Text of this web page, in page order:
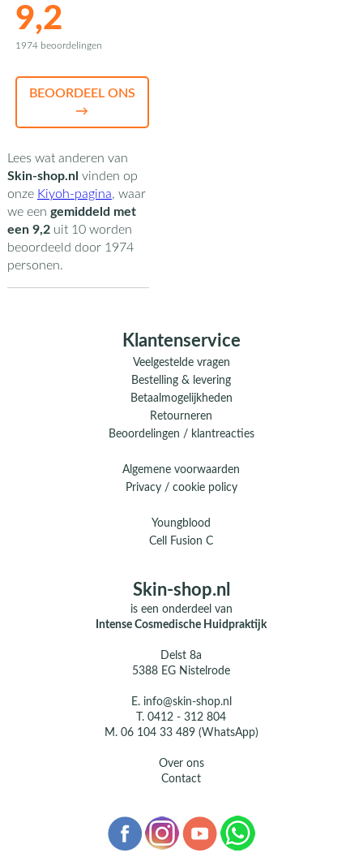
9,2
1974 beoordelingen
BEOORDEEL ONS
→
Lees wat anderen van
Skin-shop.nl vinden op
onze Kiyoh-pagina, waar
we een gemiddeld met
een 9,2uit 10worden
beoordeeld door 1974
personen.
Klantenservice
Veelgestelde vragen
Bestelling & levering
Betaalmogelijkheden
Retourneren
Beoordelingen / klantreacties
Algemene voorwaarden
Privacy / cookie policy
Youngblood
Cell Fusion C
Skin-shop.nl
is een onderdeel van
Intense Cosmedische Huidpraktijk
Delst 8a
5388 EG Nistelrode
E. info@skin-shop.nl
T.0412 - 312 804
M. 06 104 33 489 (WhatsApp)
Over ons
Contact